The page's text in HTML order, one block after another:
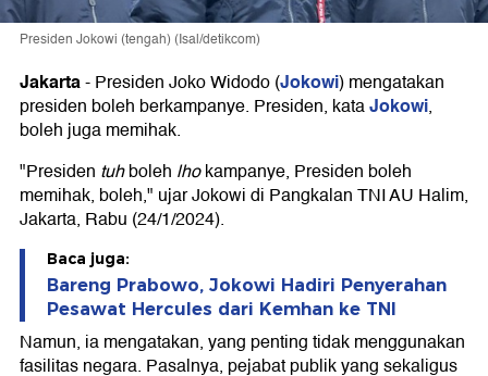
Presiden Jokowi (tengah) (Isal/detikcom)
Jakarta-Presiden Joko Widodo (Jokowi) mengatakan
presiden boleh berkampanye. Presiden, kataJokowi,
boleh juga memihak.
"Presiden tuhboleh lhokampanye, Presiden boleh
memihak, boleh," ujar Jokowi di Pangkalan TNI AU Halim,
Jakarta, Rabu (24/1/2024).
Baca juga:
Bareng Prabowo, Jokowi Hadiri Penyerahan
Pesawat Hercules dari Kemhan ke TNI
Namun, ia mengatakan, yang penting tidak menggunakan
fasilitas negara. Pasalnya, pejabat publik yang sekaligus